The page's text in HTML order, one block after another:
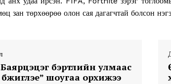
зан төрхөөрөө олон сая дагагчтай болсон
бэртлийн улмаас
шоугаа орхижээ